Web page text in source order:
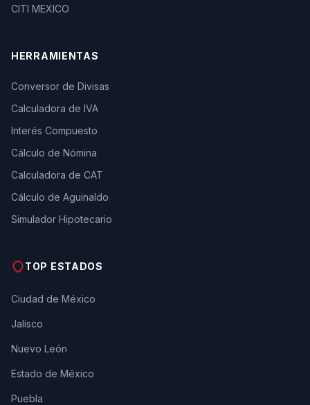
CITI MEXICO
HERRAMIENTAS
Conversor de Divisas
Calculadora de IVA
Interés Compuesto
Cálculo de Nómina
Calculadora de CAT
Cálculo de Aguinaldo
Simulador Hipotecario
TOP ESTADOS
Ciudad de México
Jalisco
Nuevo León
Estado de México
Puebla